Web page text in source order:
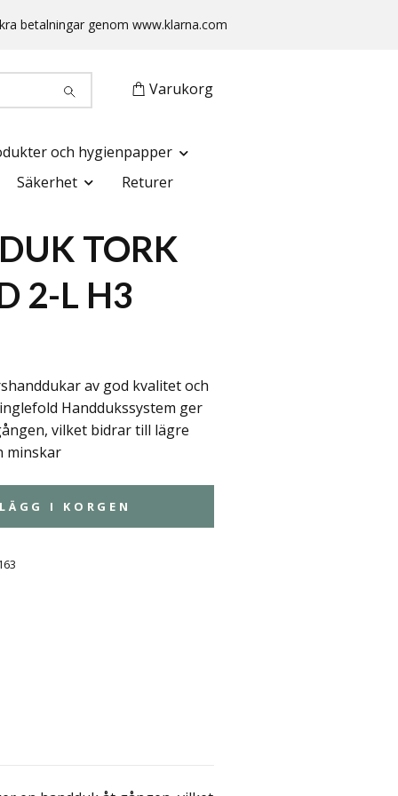
betalningar genom www.klarna.com
Varukorg
och hygienpapper
Säkerhet Returer
TORK
2-L H3
av god kvalitet och
Handdukssystem ger
vilket bidrar till lägre
minskar
LÄGG I KORGEN